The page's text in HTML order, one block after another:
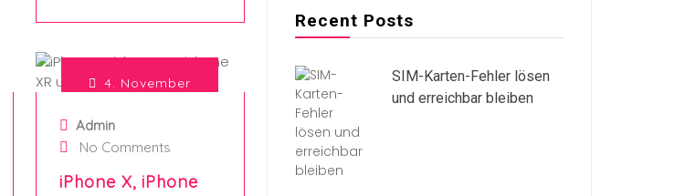
4. November
Admin
No Comments
iPhone X, iPhone
Recent Posts
SIM-Karten-Fehler lösen
und erreichbar bleiben